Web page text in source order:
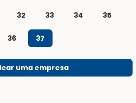
32 33 34 35
36 37
uma empresa